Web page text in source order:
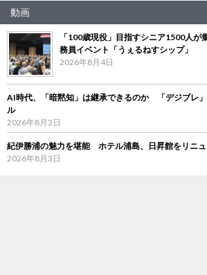
動画
「100歳現役」目指すシニア1500人
務員イベント「うぇるねすシップ」
2026年8月4日
AI時代、「暗黙知」は継承できるのか 「デジブレ
ル
2026年8月3日
紀伊勝浦の魅力を堪能 ホテル浦島、日昇館をリニ
2026年8月3日